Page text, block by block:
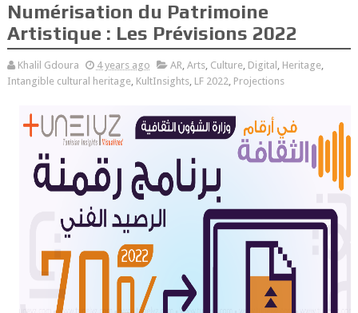
Numérisation du Patrimoine
Artistique : Les Prévisions 2022
Khalil Gdoura 4 years ago AR, Arts, Culture, Digital , Heritage,
Intangible cultural heritage, KultInsights, LF 2022, Projections